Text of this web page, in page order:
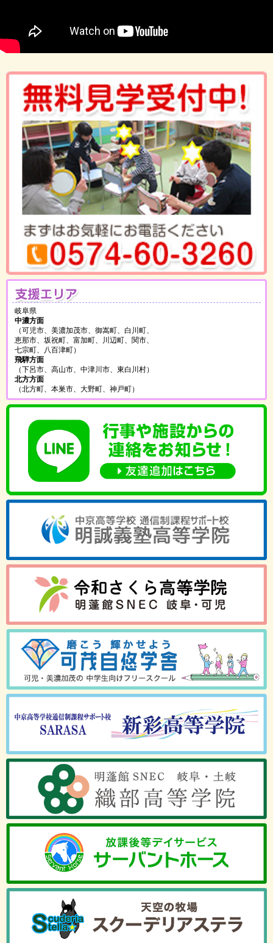
岐阜県
中濃方面
（可児市、美濃加茂市、御嵩町、白川町、
恵那市、坂祝町、富加町、川辺町、関市、
七宗町、八百津町）
飛騨方面
（下呂市、高山市、中津川市、東白川村）
北方方面
（北方町、本巣市、大野町、神戸町）